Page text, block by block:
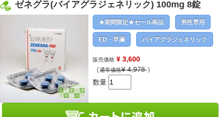
ゼネグラ(バイアグラジェネリック) 100mg 8錠
★期間限定★セール商品 男性専用
ED・早漏 バイアグラジェネリック
販売価格 ¥ 3,600
（通常価格¥4,978）
数量